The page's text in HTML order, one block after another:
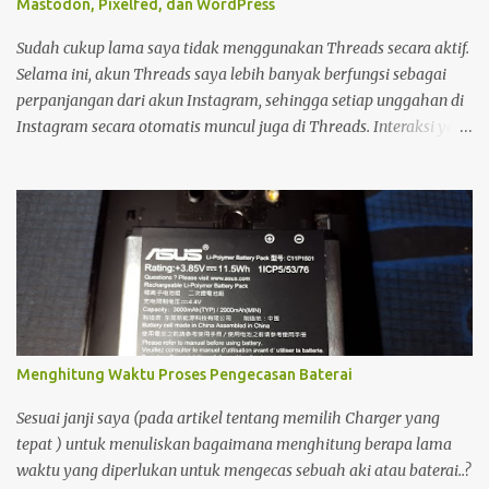
Mastodon, Pixelfed, dan WordPress
Sudah cukup lama saya tidak menggunakan Threads secara aktif.
Selama ini, akun Threads saya lebih banyak berfungsi sebagai
perpanjangan dari akun Instagram, sehingga setiap unggahan di
Instagram secara otomatis muncul juga di Threads. Interaksi yang
membuka dan menggunakan Threads. Saat menjelajahi berbagai
postingan, saya menemukan sesuatu yang menarik. Ada seorang
pemilik akun yang menampilkan status bahwa akun Threads
miliknya sudah terhubung dengan Fediverse . Istilah tersebut
cukup asing bagi saya, sehingga menimbulkan rasa penasaran.
Menghitung Waktu Proses Pengecasan Baterai
Sesuai janji saya (pada artikel tentang memilih Charger yang
tepat ) untuk menuliskan bagaimana menghitung berapa lama
waktu yang diperlukan untuk mengecas sebuah aki atau baterai..?